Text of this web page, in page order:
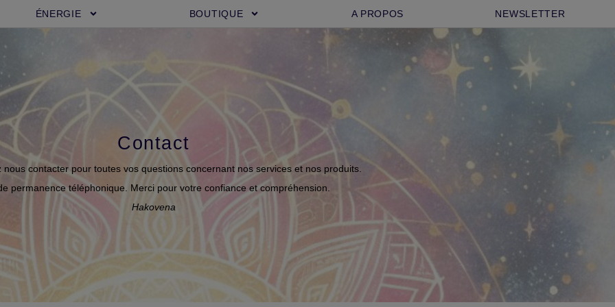
ÉNERGIE BOUTIQUE A PROPOS NEWSLETTER
Contact
nous contacter pour toutes vos questions concernant nos services et nos produits.
permanence téléphonique. Merci pour votre confiance et compréhension.
Hakovena